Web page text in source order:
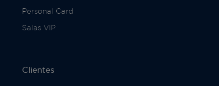
Personal Card
Salas VIP
Clientes